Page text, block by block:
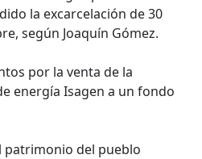
la excarcelación de 30
según Joaquín Gómez.
por la venta de la
energía Isagen a un fondo
patrimonio del pueblo